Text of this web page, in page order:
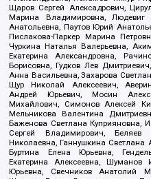
Щаров Сергей Алексадрович,
Марина Владимировна, Людевиг
Анатольевна, Паутов Юрий
Пислакова-Паркер Марина
Чуркина Наталья Валерьевна,
Екатерина Александровна,
Борисовна, Гудков Лев
Анна Васильевна, Захарова
Щур Николай Алексеевич,
Андрей Юрьевич, Мосин
Михайлович, Симонов Алексей
Мельникова Валентина
Баженова Светлана Куприяновна,
Сергей Владимирович, Беляев
Николаевна, Ганнушкина Светлана
Буртина Елена Юрьевна,
Екатерина Алексеевна, Шуманов
Юрьевна, Свечников Анатолий